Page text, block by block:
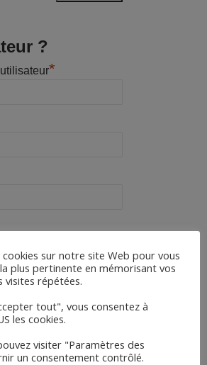
?
*
sur notre site Web pour vous
plus pertinente en mémorisant vos
visites répétées.
tout", vous consentez à
les cookies.
visiter "Paramètres des
un consentement contrôlé.